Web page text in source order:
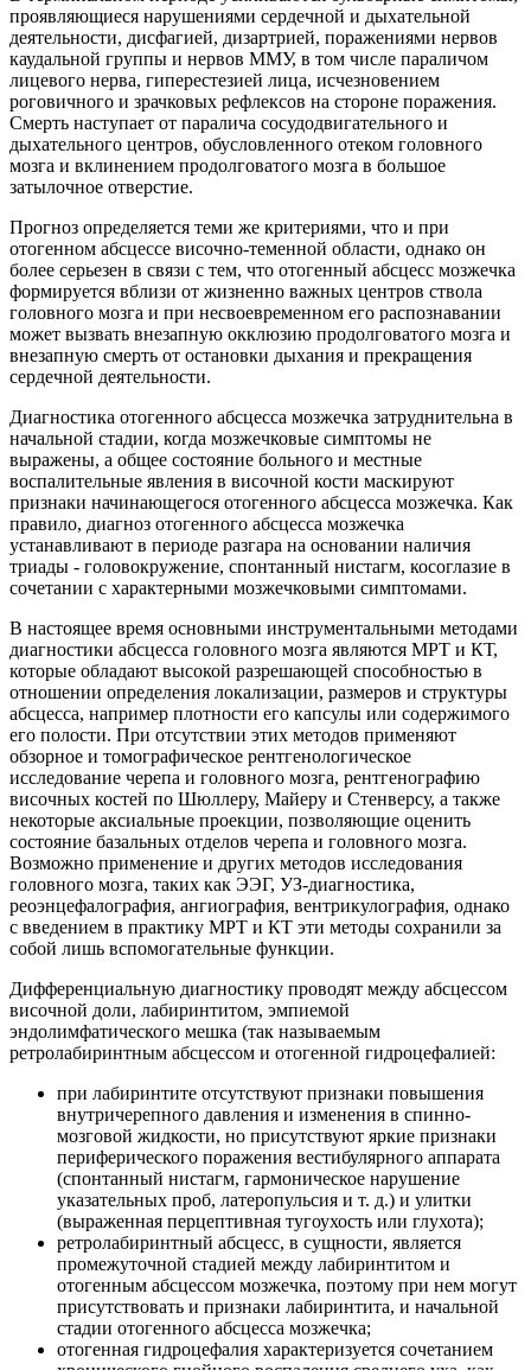
проявляющиеся нарушениями сердечной и дыхательной
деятельности, дисфагией, дизартрией, поражениями нервов
каудальной группы и нервов ММУ, в том числе параличом
лицевого нерва, гиперестезией лица, исчезновением
роговичного и зрачковых рефлексов на стороне поражения.
Смерть наступает от паралича сосудодвигательного и
дыхательного центров, обусловленного отеком головного
мозга и вклинением продолговатого мозга в большое
затылочное отверстие.
Прогноз определяется теми же критериями, что и при
отогенном абсцессе височно-теменной области, однако он
более серьезен в связи с тем, что отогенный абсцесс мозжечка
формируется вблизи от жизненно важных центров ствола
головного мозга и при несвоевременном его распознавании
может вызвать внезапную окклюзию продолговатого мозга и
внезапную смерть от остановки дыхания и прекращения
сердечной деятельности.
Диагностика отогенного абсцесса мозжечка затруднительна в
начальной стадии, когда мозжечковые симптомы не
выражены, а общее состояние больного и местные
воспалительные явления в височной кости маскируют
признаки начинающегося отогенного абсцесса мозжечка. Как
правило, диагноз отогенного абсцесса мозжечка
устанавливают в периоде разгара на основании наличия
триады - головокружение, спонтанный нистагм, косоглазие в
сочетании с характерными мозжечковыми симптомами.
В настоящее время основными инструментальными методами
диагностики абсцесса головного мозга являются МРТ и КТ,
которые обладают высокой разрешающей способностью в
отношении определения локализации, размеров и структуры
абсцесса, например плотности его капсулы или содержимого
его полости. При отсутствии этих методов применяют
обзорное и томографическое рентгенологическое
исследование черепа и головного мозга, рентгенографию
височных костей по Шюллеру, Майеру и Стенверсу, а также
некоторые аксиальные проекции, позволяющие оценить
состояние базальных отделов черепа и головного мозга.
Возможно применение и других методов исследования
головного мозга, таких как ЭЭГ, УЗ-диагностика,
реоэнцефалография, ангиография, вентрикулография, однако
с введением в практику МРТ и КТ эти методы сохранили за
собой лишь вспомогательные функции.
Дифференциальную диагностику проводят между абсцессом
височной доли, лабиринтитом, эмпиемой
эндолимфатического мешка (так называемым
ретролабиринтным абсцессом и отогенной гидроцефалией:
при лабиринтите отсутствуют признаки повышения
внутричерепного давления и изменения в спинно-
мозговой жидкости, но присутствуют яркие признаки
периферического поражения вестибулярного аппарата
(спонтанный нистагм, гармоническое нарушение
указательных проб, латеропульсия и т. д.) и улитки
(выраженная перцептивная тугоухость или глухота);
ретролабиринтный абсцесс, в сущности, является
промежуточной стадией между лабиринтитом и
отогенным абсцессом мозжечка, поэтому при нем могут
присутствовать и признаки лабиринтита, и начальной
стадии отогенного абсцесса мозжечка;
отогенная гидроцефалия характеризуется сочетанием